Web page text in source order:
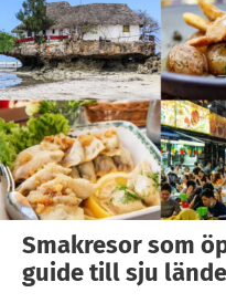
Smakresor som
guide till sju